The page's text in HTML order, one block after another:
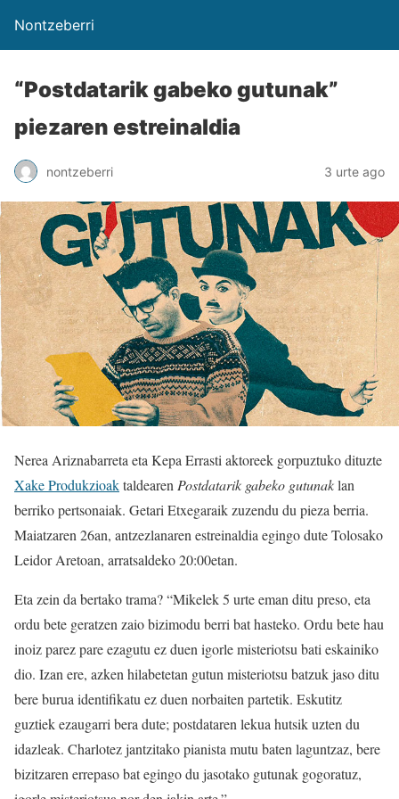
Nontzeberri
“Postdatarik gabeko gutunak”
piezaren estreinaldia
nontzeberri 3 urte ago
Nerea Ariznabarreta eta Kepa Errasti aktoreek gorpuztuko dituzte
Xake ProdukzioaktaldearenPostdatarik gabeko gutunaklan
berriko pertsonaiak. Getari Etxegaraik zuzendu du pieza berria.
Maiatzaren 26an, antzezlanaren estreinaldia egingo dute Tolosako
Leidor Aretoan, arratsaldeko 20:00etan.
Eta zein da bertako trama? “Mikelek 5 urte eman ditu preso, eta
ordu bete geratzen zaio bizimodu berri bat hasteko. Ordu bete hau
inoiz parez pare ezagutu ez duen igorle misteriotsu bati eskainiko
dio. Izan ere, azken hilabetetan gutun misteriotsu batzuk jaso ditu
bere burua identifikatu ez duen norbaiten partetik. Eskutitz
guztiek ezaugarri bera dute; postdataren lekua hutsik uzten du
idazleak. Charlotez jantzitako pianista mutu baten laguntzaz, bere
bizitzaren errepaso bat egingo du jasotako gutunak gogoratuz,